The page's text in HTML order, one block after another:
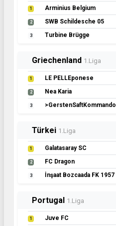
1 Arminius Belgium
2 SWB Schildesche 05
3 Turbine Brügge
Griechenland 1.Liga
1 LE PELLEponese
2 Nea Karia
3 >GerstenSaftKommando
Türkei 1.Liga
1 Galatasaray SC
2 FC Dragon
3 İnşaat Bozcaada FK 1957
Portugal 1.Liga
1 Juve FC